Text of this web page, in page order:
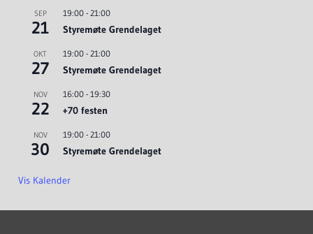
SEP
21
19:00- 21:00
Styremøte Grendelaget
OKT
27
19:00- 21:00
Styremøte Grendelaget
NOV
22
16:00- 19:30
+70 festen
NOV
30
19:00- 21:00
Styremøte Grendelaget
Vis Kalender